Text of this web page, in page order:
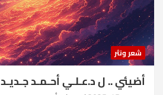
شعر ونثر
أضيئي .. ل د.عـلـي أحـمـد جـديـد